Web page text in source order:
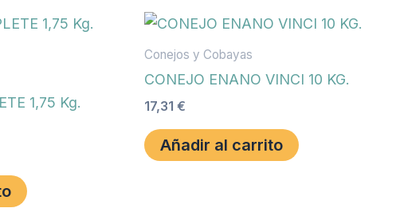
1,75 Kg.
Conejos y Cobayas
CONEJO ENANO VINCI 10 KG.
17,31 €
Añadir al carrito